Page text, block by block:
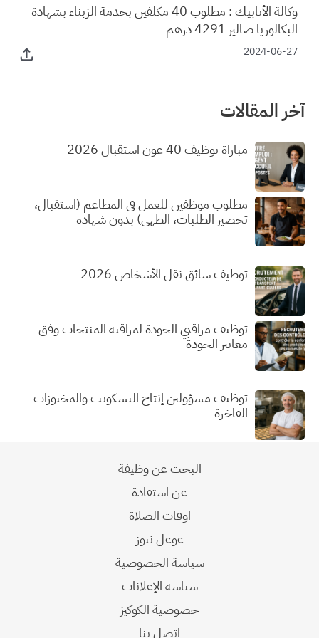
وكالة الأنابيك : مطلوب 40 مكلفين بخدمة الزبناء بشهادة
البكالوريا صالير 4291 درهم
2024-06-27
آخر المقالات
مباراة توظيف 40 عون استقبال 2026
مطلوب موظفين للعمل في المطاعم (استقبال،
تحضير الطلبات، الطهي) بدون شهادة
توظيف سائق نقل الأشخاص 2026
توظيف مراقبي الجودة لمراقبة المنتجات وفق
معايير الجودة
توظيف مسؤولين إنتاج البسكويت والمخبوزات
الفاخرة
البحث عن وظيفة
عن استفادة
اوقات الصلاة
غوغل نيوز
سياسة الخصوصية
سياسة الإعلانات
خصوصية الكوكيز
اتصل بنا